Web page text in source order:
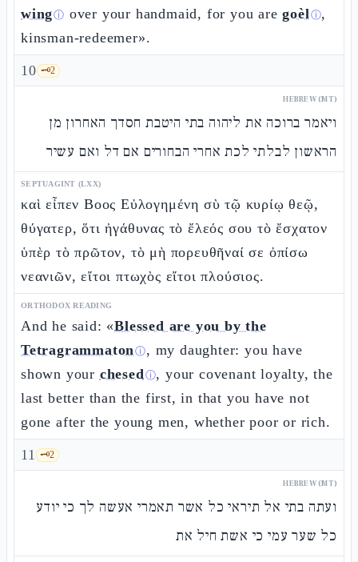
wingⓘ over your handmaid, for you aregoèlⓘ,
kinsman-redeemer».
10 🗝️2
HEBREW (MT)
ויאמר ברוכה את ליהוה בתי היטבת חסדך האחרון מן
הראשון לבלתי לכת אחרי הבחורים אם דל ואם עשיר
SEPTUAGINT (LXX)
καὶ εἶπεν Βοος Εὐλογημένη σὺ τῷ κυρίῳ θεῷ,
θύγατερ, ὅτι ἠγάθυνας τὸ ἔλεός σου τὸ ἔσχατον
ὑπὲρ τὸ πρῶτον, τὸ μὴ πορευθῆναί σε ὀπίσω
νεανιῶν, εἴτοι πτωχὸς εἴτοι πλούσιος.
ORTHODOX READING
And he said: «Blessed are you by the
Tetragrammatonⓘ, my daughter: you have
shown your chesedⓘ, your covenant loyalty, the
last better than the first, in that you have not
gone after the young men, whether poor or rich.
11 🗝️2
HEBREW (MT)
ועתה בתי אל תיראי כל אשר תאמרי אעשה לך כי יודע
כל שער עמי כי אשת חיל את